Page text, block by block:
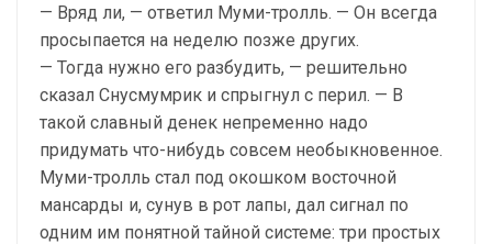
— Вряд ли, — ответил Муми-тролль. — Он всегда
просыпается на неделю позже других.
— Тогда нужно его разбудить, — решительно
сказал Снусмумрик и спрыгнул с перил. — В
такой славный денек непременно надо
придумать что-нибудь совсем необыкновенное.
Муми-тролль стал под окошком восточной
мансарды и, сунув в рот лапы, дал сигнал по
одним им понятной тайной системе: три простых